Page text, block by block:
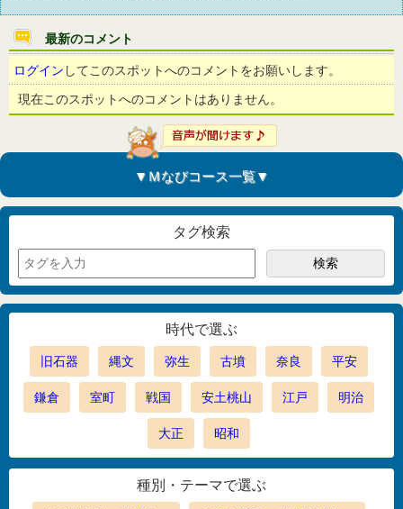
最新のコメント
ログイン してこのスポットへのコメントをお願いします。
現在このスポットへのコメントはありません。
▼Ｍなびコース一覧▼
タグ検索
時代で選ぶ
旧石器 縄文 弥生 古墳 奈良 平安
鎌倉 室町 戦国 安土桃山 江戸 明治
大正 昭和
種別・テーマで選ぶ